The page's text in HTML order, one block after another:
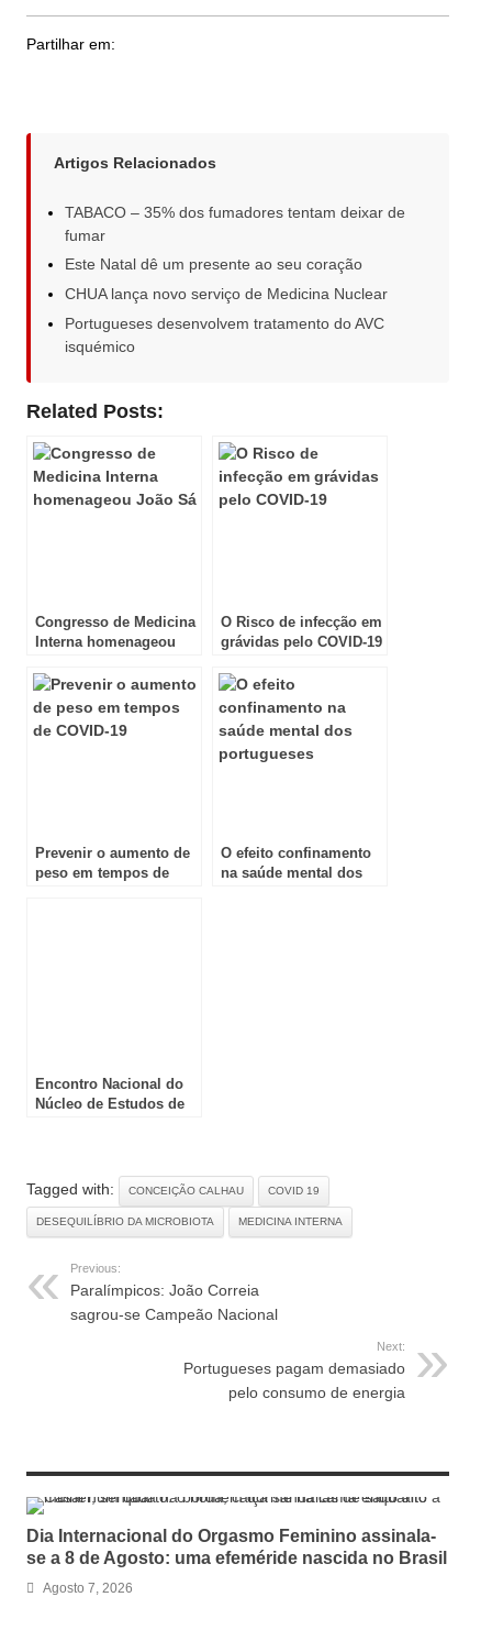
Partilhar em:
Artigos Relacionados
TABACO – 35% dos fumadores tentam deixar de
fumar
Este Natal dê um presente ao seu coração
CHUA lança novo serviço de Medicina Nuclear
Portugueses desenvolvem tratamento do AVC
isquémico
Related Posts:
Congresso de Medicina
Interna homenageou
O Risco de infecção em
grávidas pelo COVID-19
Prevenir o aumento de
peso em tempos de
O efeito confinamento
na saúde mental dos
Encontro Nacional do
Núcleo de Estudos de
Tagged with: CONCEIÇÃO CALHAU COVID 19
DESEQUILÍBRIO DA MICROBIOTA MEDICINA INTERNA
Previous:
Paralímpicos: João Correia
sagrou-se Campeão Nacional
Next:
Portugueses pagam demasiado
pelo consumo de energia
Dia Internacional do Orgasmo Feminino assinala-
se a 8 de Agosto: uma efeméride nascida no Brasil
Agosto 7, 2026